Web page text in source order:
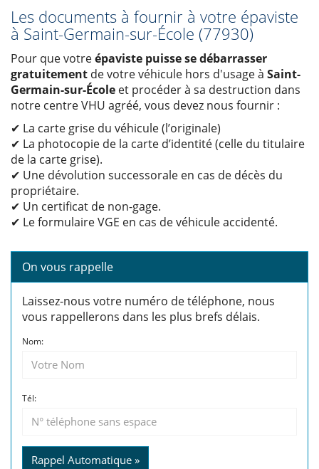
Les documents à fournir à votre épaviste
à Saint-Germain-sur-École (77930)
Pour que votreépaviste puisse se débarrasser
gratuitement de votre véhicule hors d'usage à Saint-
Germain-sur-École et procéder à sa destruction dans
notre centre VHU agréé, vous devez nous fournir :
✔ La carte grise du véhicule (l’originale)
✔ La photocopie de la carte d’identité (celle du titulaire
de la carte grise).
✔ Une dévolution successorale en cas de décès du
propriétaire.
✔ Un certificat de non-gage.
✔ Le formulaire VGE en cas de véhicule accidenté.
On vous rappelle
Laissez-nous votre numéro de téléphone, nous
vous rappellerons dans les plus brefs délais.
Nom:
Tél:
Rappel Automatique »